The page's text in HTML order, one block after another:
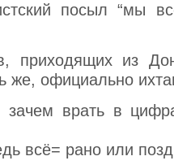
посыл “мы
приходящих из
же, официально
зачем врать в
всё= рано или